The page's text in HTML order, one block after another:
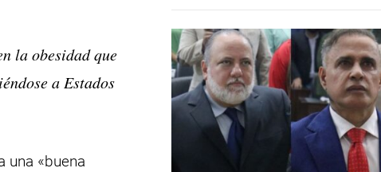
la obesidad que
a Estados
una «buena